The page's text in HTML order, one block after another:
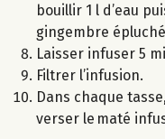
bouillir 1 l d’eau
gingembre
Laisser infuser 5
Filtrer l’infusion.
Dans chaque
verser le maté